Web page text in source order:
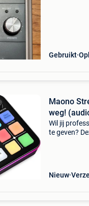
Gebruikt
Maono
weg!
Wil jij
te geven?
Nieuw